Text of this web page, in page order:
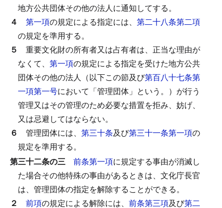
地方公共団体その他の法人に通知してする。
４ 第一項の規定による指定には、 第二十八条第二項
の規定を準用する。
５ 重要文化財の所有者又は占有者は、正当な理由が
なくて、 第一項の規定による指定を受けた地方公共
団体その他の法人（以下この節及び第百八十七条第
一項第一号において「管理団体」という。）が行う
管理又はその管理のため必要な措置を拒み、妨げ、
又は忌避してはならない。
６ 管理団体には、 第三十条及び第三十一条第一項の
規定を準用する。
第三十二条の三 前条第一項に規定する事由が消滅し
た場合その他特殊の事由があるときは、文化庁長官
は、管理団体の指定を解除することができる。
２ 前項の規定による解除には、 前条第三項及び第二